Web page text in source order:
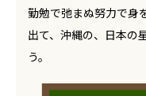
勤勉で弛まぬ努力で身
出て、沖縄の、日本の
う。